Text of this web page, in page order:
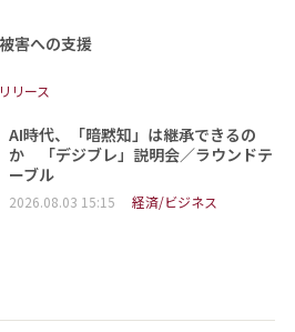
害への支援
リース
AI時代、「暗黙知」は継承できるの
か 「デジブレ」説明会／ラウンドテ
ーブル
2026.08.03 15:15 経済/ビジネス